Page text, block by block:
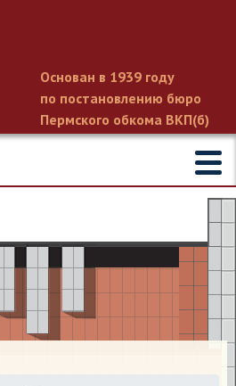
Основан в 1939 году
по постановлению бюро
Пермского обкома ВКП(б)